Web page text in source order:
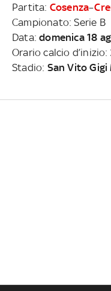
Partita: Cosenza–
Campionato: Serie B
Data:domenica 18
Orario calcio d’inizio:
Stadio: San Vito Gigi